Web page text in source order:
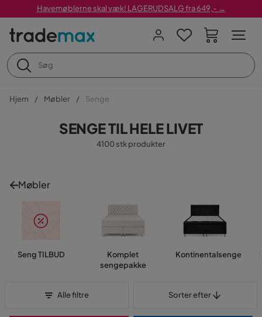
Havemøblerne skal væk! LAGERUDSALG fra 649,- →
Hjem Møbler Senge
SENGE TIL HELE LIVET
4100 stk produkter
Møbler
Seng TILBUD
Komplet
sengepakke
Kontinentalsenge
Alle filtre Sorter efter